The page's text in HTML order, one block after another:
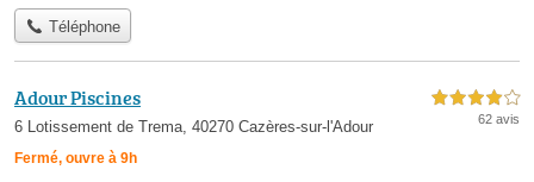
Téléphone
Adour Piscines
6 Lotissement de Trema, 40270 Cazères-sur-l'Adour
Fermé, ouvre à 9h
4,0 étoiles sur 5
62 avis